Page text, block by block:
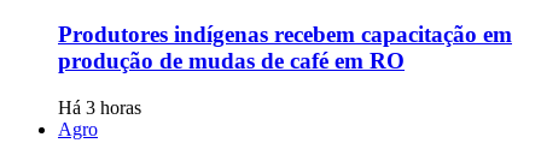
Produtores indígenas recebem capacitação em
produção de mudas de café em RO
Há 3 horas
Agro